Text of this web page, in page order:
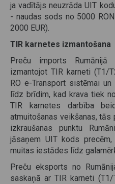
ja vadītājs neuzrāda UIT
- naudas sods no 5000
2000 EUR).
TIR karnetes izmantošana
Preču imports
izmantojot TIR karneti (T1/
RO e-Transport sistēmai
līdz brīdim, kad krava tiek
TIR karnetes darbība
atmuitošanas veikšanas,
izkraušanas punktu
jāsaņem UIT kods
muitas iestādes līdz
Preču eksports no
saskaņā ar TIR karneti